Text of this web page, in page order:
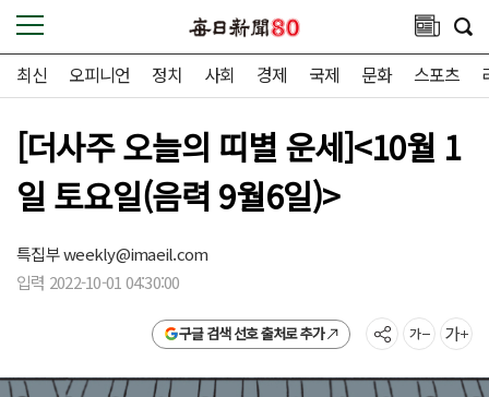
최신 오피니언 정치 사회 경제 국제 문화 스포츠
[더사주 오늘의 띠별 운세]<10월 1
일 토요일(음력 9월6일)>
특집부weekly@imaeil.com
입력 2022-10-01 04:30:00
구글 검색 선호 출처로 추가